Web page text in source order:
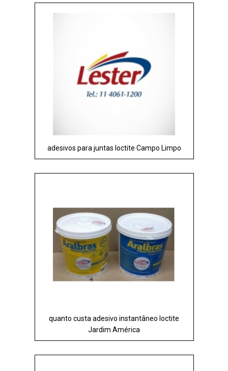
adesivos para juntas loctite Campo Limpo
quanto custa adesivo instantâneo loctite
Jardim América